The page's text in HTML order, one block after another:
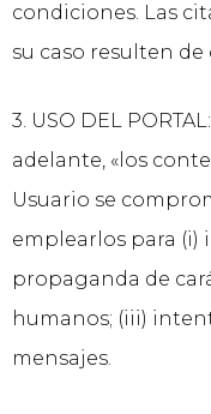
condiciones. Las
su caso resulten
3. USO DEL
adelante, «los
Usuario se
emplearlos para (i)
propaganda de
humanos; (iii)
mensajes.